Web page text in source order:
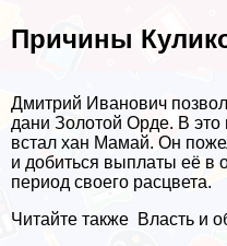
Причины
Дмитрий Иванович
дани Золотой Орде. В это
встал хан Мамай. Он
и добиться выплаты её в
период своего расцвета.
Читайте также Власть и